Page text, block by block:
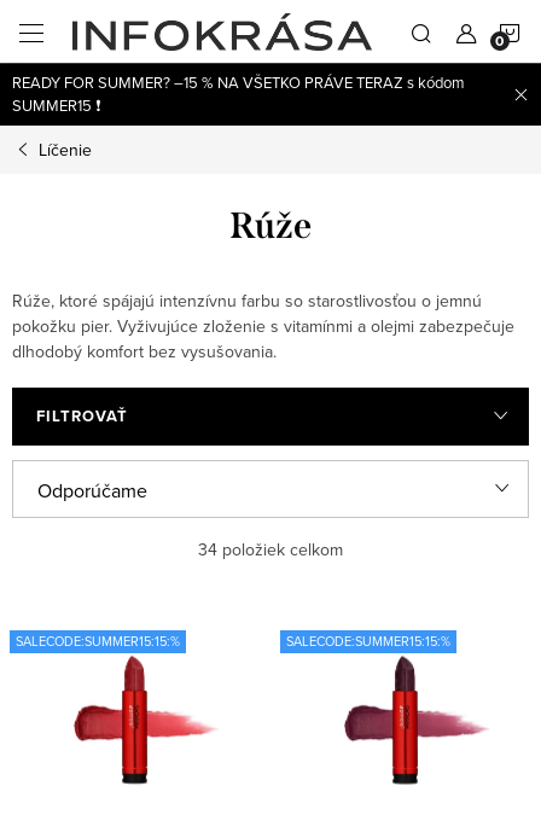
obsah
READY FOR SUMMER? –15 % NA VŠETKO PRÁVE TERAZ s kódom
SUMMER15 ❗
Líčenie
Rúže
Rúže, ktoré spájajú intenzívnu farbu so starostlivosťou o jemnú
pokožku pier. Vyživujúce zloženie s vitamínmi a olejmi zabezpečuje
dlhodobý komfort bez vysušovania.
FILTROVAŤ
ý
s
a
n
Odporúčame
Najpredávanejšie
Abecedne
34 položiek celkom
SALECODE:SUMMER15:15:% SALECODE:SUMMER15:15:%